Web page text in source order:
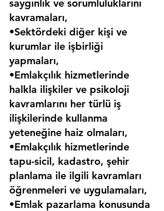
saygınlık ve sorumluluklarını
kavramaları,
•Sektördeki diğer kişi ve
kurumlar ile işbirliği
yapmaları,
•Emlakçılık hizmetlerinde
halkla ilişkiler ve psikoloji
kavramlarını her türlü iş
ilişkilerinde kullanma
yeteneğine haiz olmaları,
•Emlakçılık hizmetlerinde
tapu-sicil, kadastro, şehir
planlama ile ilgili kavramları
öğrenmeleri ve uygulamaları,
•Emlak pazarlama konusunda